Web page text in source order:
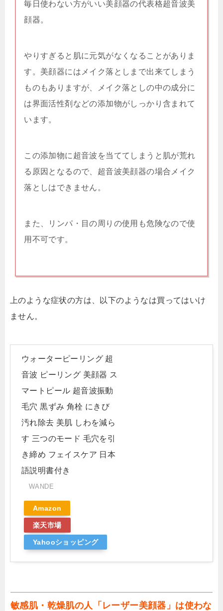
毎日使わない方がいい美顔器の代表格超音波美
顔器。
やりすぎると肌に元気がなくなることがありま
す。美顔器にはメイク落としまで出来てしまう
ものもありますが、メイク落としの中の成分に
は界面活性剤などの添加物がしっかり含まれて
います。
この添加物に超音波を当ててしまうと肌が荒れ
る原因となるので、超音波美顔器の場合メイク
落としはできません。
また、リンパ・目の周りの使用も危険なので使
用不可です。
上のような症状の方は、以下のようなは買ってはいけ
ません。
ウォーターピーリング 超
音波 ピーリング 美顔器 ス
マートピール 超音波振動
毛穴 黒ずみ 角栓 にきび
汚れ除去 美肌 しわを減ら
す 三つのモード 毛穴を引
き締め フェイスケア 日本
語説明書付き
WANDE
Amazon
楽天市場
Yahooショッピング
敏感肌・乾燥肌の人「レーザー美顔器」は使わな